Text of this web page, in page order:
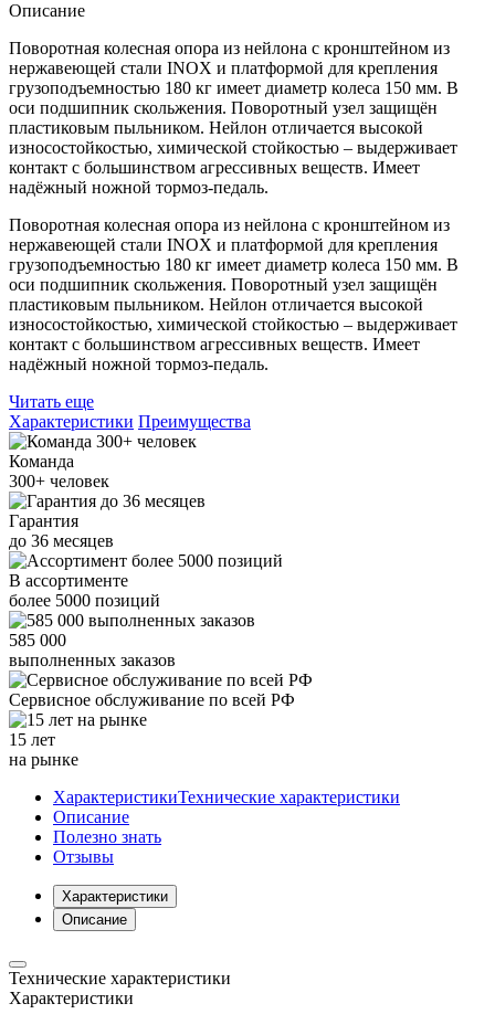
Описание
Поворотная колесная опора из нейлона с кронштейном из
нержавеющей стали INOX и платформой для крепления
грузоподъемностью 180 кг имеет диаметр колеса 150 мм. В
оси подшипник скольжения. Поворотный узел защищён
пластиковым пыльником. Нейлон отличается высокой
износостойкостью, химической стойкостью – выдерживает
контакт с большинством агрессивных веществ. Имеет
надёжный ножной тормоз-педаль.
Поворотная колесная опора из нейлона с кронштейном из
нержавеющей стали INOX и платформой для крепления
грузоподъемностью 180 кг имеет диаметр колеса 150 мм. В
оси подшипник скольжения. Поворотный узел защищён
пластиковым пыльником. Нейлон отличается высокой
износостойкостью, химической стойкостью – выдерживает
контакт с большинством агрессивных веществ. Имеет
надёжный ножной тормоз-педаль.
Читать еще
Характеристики Преимущества
Команда
300+ человек
Гарантия
до 36 месяцев
В ассортименте
более 5000 позиций
585 000
выполненных заказов
Сервисное обслуживание по всей РФ
15 лет
на рынке
ХарактеристикиТехнические характеристики
Описание
Полезно знать
Отзывы
Характеристики
Описание
Технические характеристики
Характеристики